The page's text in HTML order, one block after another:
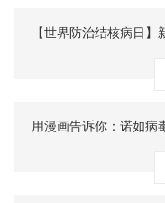
【世界防治结核病日】
用漫画告诉你：诺如病